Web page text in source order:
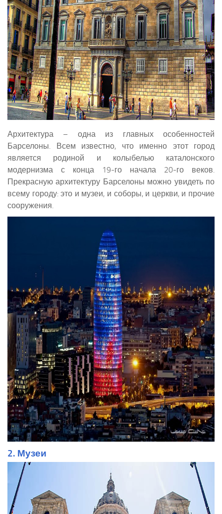
Архитектура – одна из главных особенностей
Барселоны. Всем известно, что именно этот город
является родиной и колыбелью каталонского
модернизма с конца 19-го начала 20-го веков.
Прекрасную архитектуру Барселоны можно увидеть по
всему городу: это и музеи, и соборы, и церкви, и прочие
сооружения.
2. Музеи